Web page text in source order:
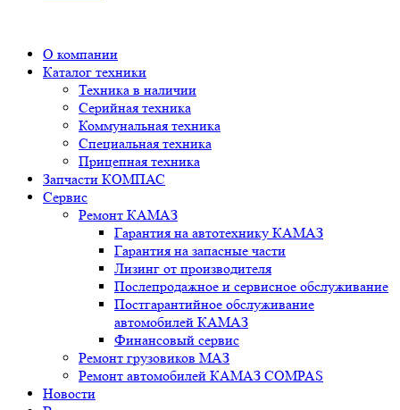
О компании
Каталог техники
Техника в наличии
Серийная техника
Коммунальная техника
Специальная техника
Прицепная техника
Запчасти КОМПАС
Сервис
Ремонт КАМАЗ
Гарантия на автотехнику КАМАЗ
Гарантия на запасные части
Лизинг от производителя
Послепродажное и сервисное обслуживание
Постгарантийное обслуживание
автомобилей КАМАЗ
Финансовый сервис
Ремонт грузовиков МАЗ
Ремонт автомобилей КАМАЗ COMPAS
Новости